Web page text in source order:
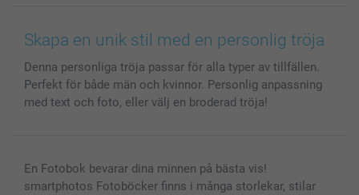
Bilder, Fotoförstoring & Fotohäften
Skal till Mobil & Surfplatta
MyNameBook
Fotoalmanackor & Fotoagenda
Cookie Policy
Sitemap
Villkor och garantier
Investor Relations
smartgaranti
smartbonus
Priser & betalning
Status på beställningar
Skapa en unik stil med en personlig tröja
Denna personliga tröja passar för alla typer av tillfällen.
Perfekt för både män och kvinnor. Personlig anpassning
med text och foto, eller välj en broderad tröja!
En Fotobok bevarar dina minnen på bästa vis!
smartphotos Fotoböcker finns i många storlekar, stilar